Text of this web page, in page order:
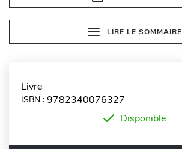
LIRE LE SOMMAIRE
Livre
ISBN : 9782340076327
Disponible